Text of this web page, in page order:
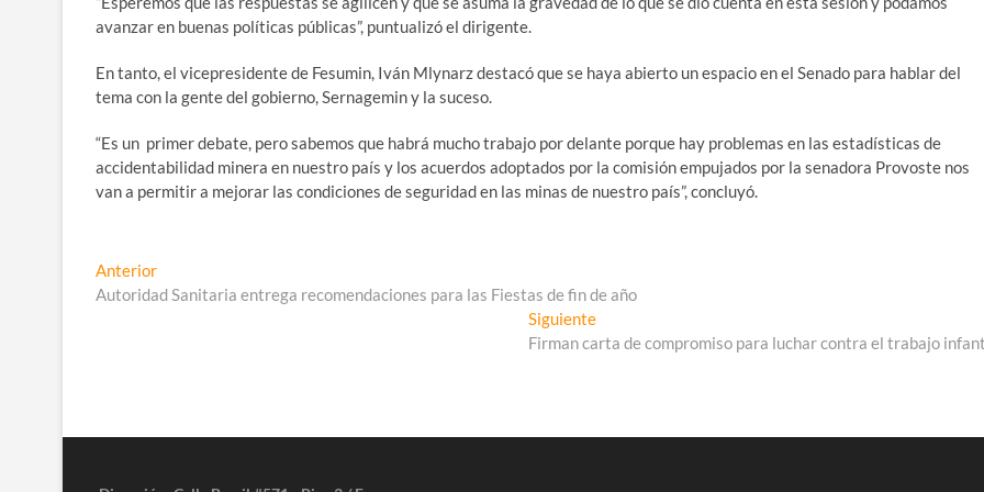
avanzar en buenas políticas públicas”, puntualizó el dirigente.
En tanto, el vicepresidente de Fesumin, Iván Mlynarz destacó que se haya abierto un espacio en el Senado para hablar del
tema con la gente del gobierno, Sernagemin y la suceso.
“Es un primer debate, pero sabemos que habrá mucho trabajo por delante porque hay problemas en las estadísticas de
accidentabilidad minera en nuestro país y los acuerdos adoptados por la comisión empujados por la senadora Provoste nos
van a permitir a mejorar las condiciones de seguridad en las minas de nuestro país”, concluyó.
Navegación
de
AnteriorEntrada
anterior:
Autoridad Sanitaria entrega recomendaciones para las Fiestas de fin de año
SiguienteEntrada
siguiente:
Firman carta de compromiso para luchar contra el trabajo